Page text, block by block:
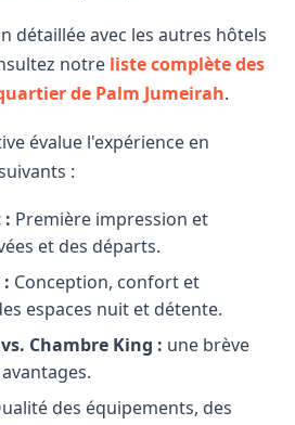
détaillée avec les autres hôtels
notre liste complète des
de Palm Jumeirah.
évalue l'expérience en
:
: Première impression et
et des départs.
Conception, confort et
espaces nuit et détente.
Chambre King : une brève
des équipements, des